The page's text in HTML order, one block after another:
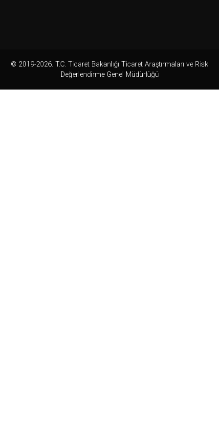
© 2019-2026. T.C. Ticaret Bakanlığı Ticaret Araştırmaları ve Risk
Değerlendirme Genel Müdürlüğü